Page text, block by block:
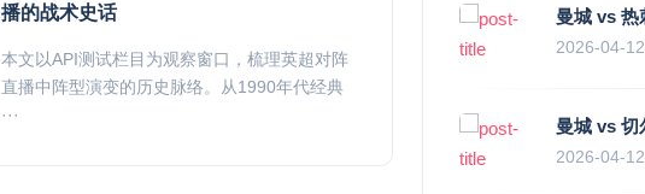
播的战术史话
本文以API测试栏目为观察窗口，梳理英超对阵
直播中阵型演变的历史脉络。从1990年代经典
···
2026-04-12
2026-04-12